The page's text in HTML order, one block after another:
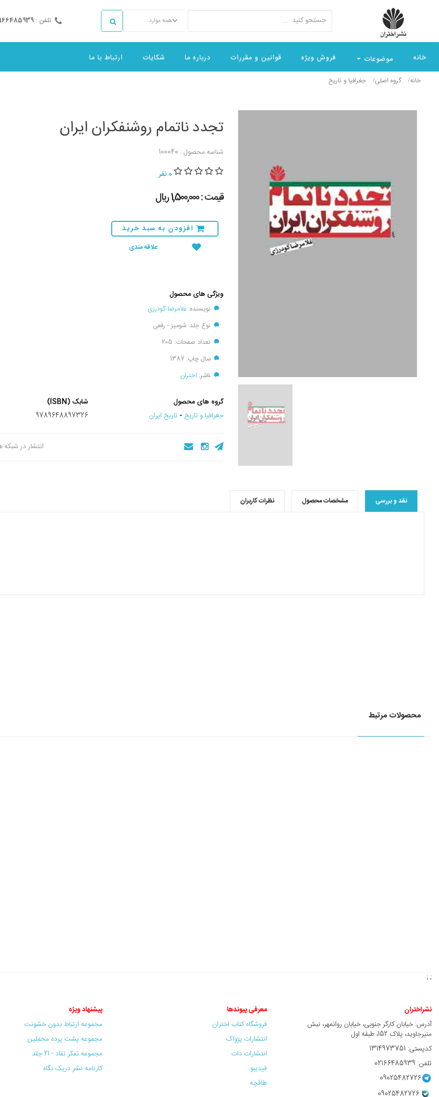
همه موارد تلفن :
خانه موضوعات فروش ویژه قوانین و مقررات درباره ما شکایات ارتباط با ما
خانه گروه اصلی جغرافيا و تاريخ
تجدد ناتمام روشنفکران ایران
شناسه محصول : 100040
0 نفر
قیمت : 1,500,000 ريال
افزودن به سبد خرید
علاقه مندی
ویژگی های محصول
نویسنده: غلامرضا گودرزی
نوع جلد: شومیز - رقعی
تعداد صفحات: 205
سال چاپ: 1387
ناشر: اختران
گروه های محصول
جغرافيا و تاريخ - تاریخ ایران
شابک (ISBN)
9789648897326
انتشار در
نقد و بررسی مشخصات محصول نظرات کاربران
محصولات مرتبط
; ;
نشراختران
آدرس: خیابان کارگر جنوبی، خیابان روانمهر، نبش
منیرجاوید، پلاک 152، طبقه اول
کدپستی: 1314973751
تلفن: 02166485939
09025482726
09025482726
معرفی پیوندها
فروشگاه کتاب اختران
انتشارات پژواک
انتشارات دات
فیدیبو
طاقچه
پیشنهاد ویژه
مجموعه ارتباط بدون خشونت
مجموعه پشت پرده مخملین
مجموعه تفکر نقاد - 21 جلد
کارنامه نشر دریک نگاه